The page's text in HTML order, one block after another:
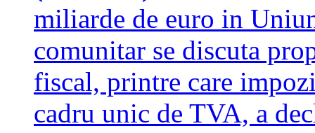
miliarde de euro in
comunitar se discuta
fiscal, printre care
cadru unic de TVA, a